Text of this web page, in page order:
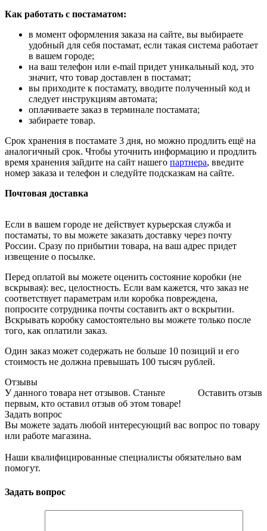
Как работать с постаматом:
в момент оформления заказа на сайте, вы выбираете
удобный для себя постамат, если такая система работает
в вашем городе;
на ваш телефон или e-mail придет уникальный код, это
значит, что товар доставлен в постамат;
вы приходите к постамату, вводите полученный код и
следует инструкциям автомата;
оплачиваете заказ в терминале постамата;
забираете товар.
Срок хранения в постамате 3 дня, но можно продлить ещё на
аналогичный срок. Чтобы уточнить информацию и продлить
время хранения зайдите на сайт нашего партнера, введите
номер заказа и телефон и следуйте подсказкам на сайте.
Почтовая доставка
Если в вашем городе не действует курьерская служба и
постаматы, то вы можете заказать доставку через почту
России. Сразу по прибытии товара, на ваш адрес придет
извещение о посылке.
Перед оплатой вы можете оценить состояние коробки (не
вскрывая): вес, целостность. Если вам кажется, что заказ не
соответствует параметрам или коробка повреждена,
попросите сотрудника почты составить акт о вскрытии.
Вскрывать коробку самостоятельно вы можете только после
того, как оплатили заказ.
Один заказ может содержать не больше 10 позиций и его
стоимость не должна превышать 100 тысяч рублей.
Отзывы
Оставить отзыв
У данного товара нет отзывов. Станьте
первым, кто оставил отзыв об этом товаре!
Задать вопрос
Вы можете задать любой интересующий вас вопрос по товару
или работе магазина.
Наши квалифицированные специалисты обязательно вам
помогут.
Задать вопрос